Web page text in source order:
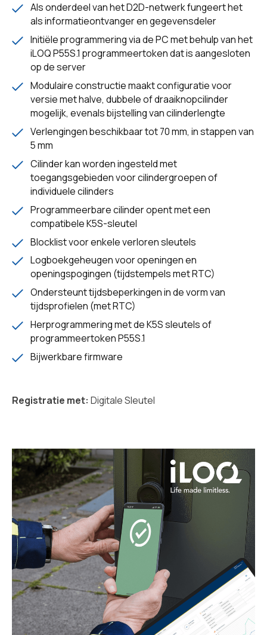
Als onderdeel van het D2D-netwerk fungeert het
als informatieontvanger en gegevensdeler
Initiële programmering via de PC met behulp van het
iLOQ P55S.1 programmeertoken dat is aangesloten
op de server
Modulaire constructie maakt configuratie voor
versie met halve, dubbele of draaiknopcilinder
mogelijk, evenals bijstelling van cilinderlengte
Verlengingen beschikbaar tot 70 mm, in stappen van
5 mm
Cilinder kan worden ingesteld met
toegangsgebieden voor cilindergroepen of
individuele cilinders
Programmeerbare cilinder opent met een
compatibele K5S-sleutel
Blocklist voor enkele verloren sleutels
Logboekgeheugen voor openingen en
openingspogingen (tijdstempels met RTC)
Ondersteunt tijdsbeperkingen in de vorm van
tijdsprofielen (met RTC)
Herprogrammering met de K5S sleutels of
programmeertoken P55S.1
Bijwerkbare firmware
Registratie met: Digitale Sleutel